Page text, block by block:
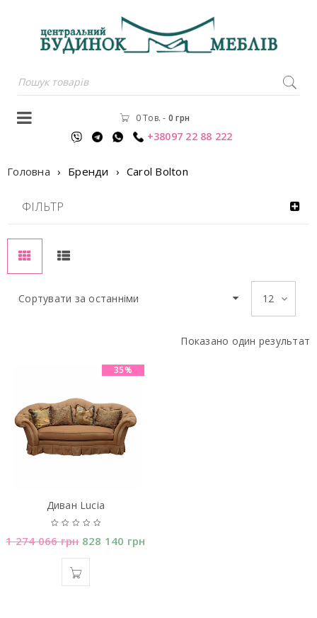
0 Тов. - 0грн
+38097 22 88 222
Головна › Бренди › Carol Bolton
ФІЛЬТР
Показано один результат
Сортувати за останніми
35%
Диван Lucia
1 274 066грн 828 140 грн